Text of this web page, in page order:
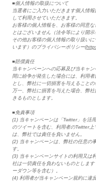
■個人情報の取扱について
当選者にご入力いただきます個人情
して利用させていただきます。
お客様の個人情報を、お客様の同意
とはございません（法令等により開示
その他お客様の個人情報の取り扱い
います）のプライバシーポリシー(
■賠償責任
当キャンペーンへの応募及び当キャ
間に紛争が発生した場合には、利用
とし、弊社に一切損害を与えることの
万一、弊社に損害を与えた場合、弊
きるものとします。
■免責事項
(1) 当キャンペーンは「Twitter」を活
のツイートを含む、利用者のTwitter
は、弊社では責任を負いません。
(2) 当キャンペーンは、弊社の任意の
す。
(3) 当キャンペーンサイトの利用又は
社は一切責任を負わないものとしま
ーダウン等を含む）。
(4) 利用者が当キャンペーン規約に違